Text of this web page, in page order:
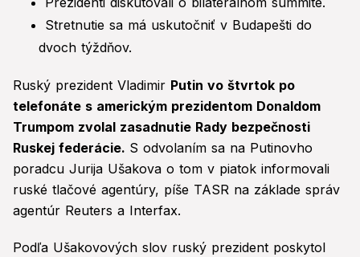
Stretnutie sa má uskutočniť v Budapešti do
dvoch týždňov.
Ruský prezident Vladimir Putin vo štvrtok po
telefonáte s americkým prezidentom Donaldom
Trumpom zvolal zasadnutie Rady bezpečnosti
Ruskej federácie. S odvolaním sa na Putinovho
poradcu Jurija Ušakova o tom v piatok informovali
ruské tlačové agentúry, píše TASR na základe správ
agentúr Reuters a Interfax.
Podľa Ušakovových slov ruský prezident poskytol